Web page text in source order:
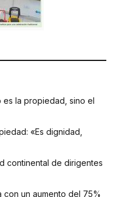
es la propiedad, sino el
«Es dignidad,
continental de dirigentes
con un aumento del 75%